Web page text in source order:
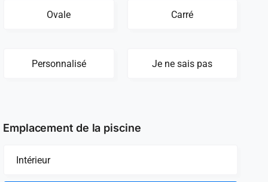
Ovale Carré
Personnalisé Je ne sais pas
Emplacement de la piscine
Intérieur